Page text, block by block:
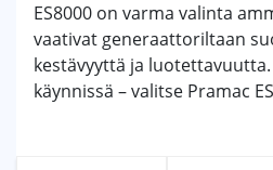
ES8000 on varma valinta
vaativat generaattoriltaan
kestävyyttä ja
käynnissä – valitse Pramac